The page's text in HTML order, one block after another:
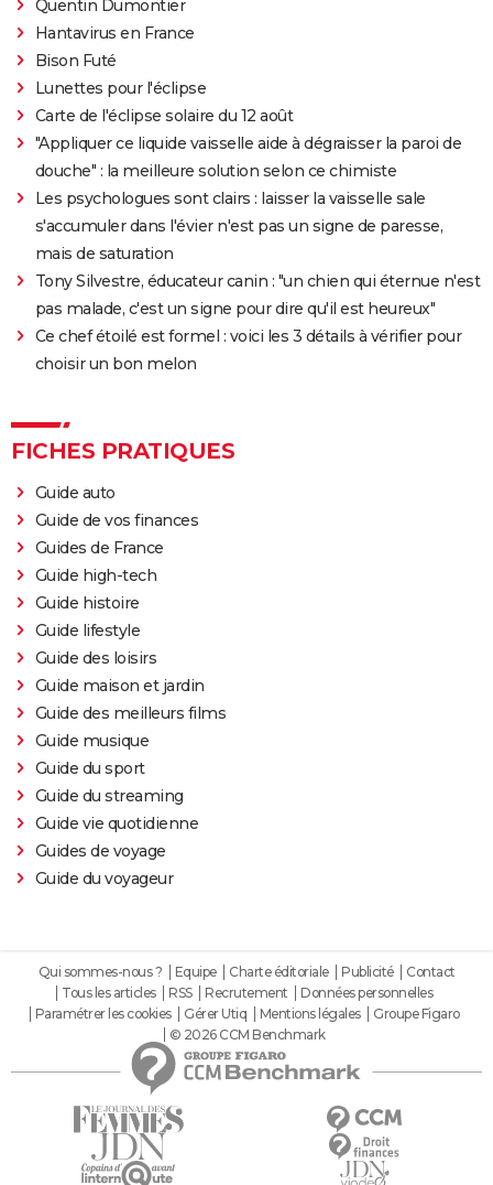
Quentin Dumontier
Hantavirus en France
Bison Futé
Lunettes pour l'éclipse
Carte de l'éclipse solaire du 12 août
"Appliquer ce liquide vaisselle aide à dégraisser la paroi de
douche" : la meilleure solution selon ce chimiste
Les psychologues sont clairs : laisser la vaisselle sale
s'accumuler dans l'évier n'est pas un signe de paresse,
mais de saturation
Tony Silvestre, éducateur canin : "un chien qui éternue n'est
pas malade, c'est un signe pour dire qu'il est heureux"
Ce chef étoilé est formel : voici les 3 détails à vérifier pour
choisir un bon melon
FICHES PRATIQUES
Guide auto
Guide de vos finances
Guides de France
Guide high-tech
Guide histoire
Guide lifestyle
Guide des loisirs
Guide maison et jardin
Guide des meilleurs films
Guide musique
Guide du sport
Guide du streaming
Guide vie quotidienne
Guides de voyage
Guide du voyageur
Qui sommes-nous ? Equipe Charte éditoriale Publicité
Contact
Tous les articles
RSS Recrutement
Données personnelles
Paramétrer les cookies
Gérer Utiq Mentions légales
Groupe Figaro
© 2026 CCM Benchmark